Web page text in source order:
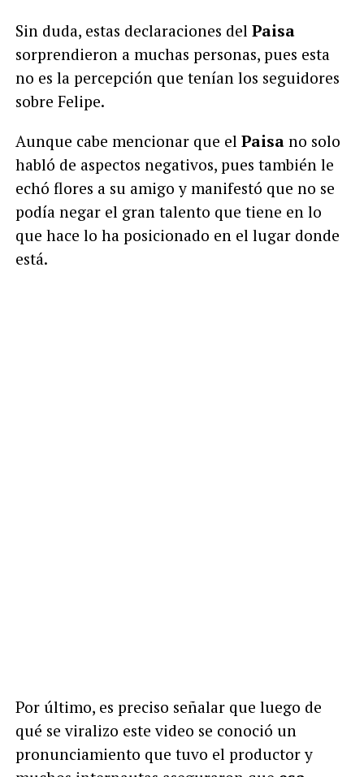
Sin duda, estas declaraciones del Paisa
sorprendieron a muchas personas, pues esta
no es la percepción que tenían los seguidores
sobre Felipe.
Aunque cabe mencionar que el Paisano solo
habló de aspectos negativos, pues también le
echó flores a su amigo y manifestó que no se
podía negar el gran talento que tiene en lo
que hace lo ha posicionado en el lugar donde
está.
Por último, es preciso señalar que luego de
qué se viralizo este video se conoció un
pronunciamiento que tuvo el productor y